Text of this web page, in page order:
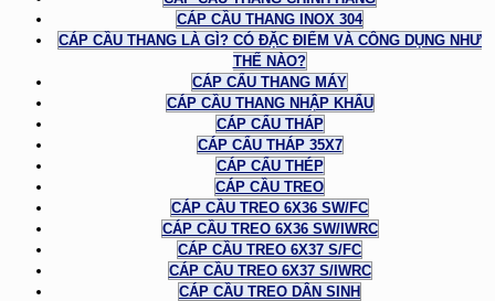
CÁP CẦU THANG INOX 304
CÁP CẦU THANG LÀ GÌ? CÓ ĐẶC ĐIỂM VÀ CÔNG DỤNG NHƯ
THẾ NÀO?
CÁP CẨU THANG MÁY
CÁP CẦU THANG NHẬP KHẨU
CÁP CẨU THÁP
CÁP CẨU THÁP 35X7
CÁP CẨU THÉP
CÁP CẦU TREO
CÁP CẦU TREO 6X36 SW/FC
CÁP CẦU TREO 6X36 SW/IWRC
CÁP CẦU TREO 6X37 S/FC
CÁP CẦU TREO 6X37 S/IWRC
CÁP CẦU TREO DÂN SINH